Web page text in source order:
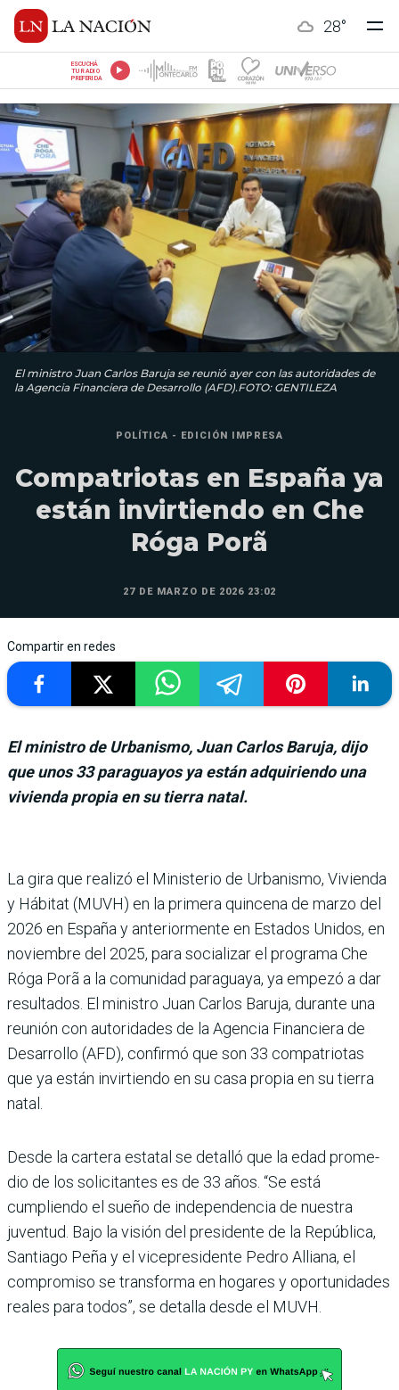
28°
ESCUCHÁ
TU RADIO
PREFERIDA
El ministro Juan Carlos Baruja se reunió ayer con las autoridades de
la Agencia Financiera de Desarrollo (AFD).FOTO: GENTILEZA
POLÍTICA - EDICIÓN IMPRESA
Compatriotas en España ya
están invirtiendo en Che
Róga Porã
27 DE MARZO DE 2026 23:02
Compartir en redes
El ministro de Urbanismo, Juan Carlos Baruja, dijo
que unos 33 paraguayos ya están adquiriendo una
vivienda propia en su tierra natal.
La gira que realizó el Ministerio de Urba­nismo, Vivienda
y Hábitat (MUVH) en la pri­mera quincena de marzo del
2026 en España y anterior­mente en Estados Unidos, en
noviembre del 2025, para socializar el programa Che
Róga Porã a la comunidad paraguaya, ya empezó a dar
resultados. El ministro Juan Carlos Baruja, durante una
reunión con autoridades de la Agencia Financiera de
Desa­rrollo (AFD), confirmó que son 33 compatriotas
que ya están invirtiendo en su casa propia en su tierra
natal.
Desde la cartera estatal se detalló que la edad prome­
dio de los solicitantes es de 33 años. “Se está
cumpliendo el sueño de independencia de nuestra
juventud. Bajo la visión del presidente de la República,
Santiago Peña y el vicepresidente Pedro Alliana, el
compromiso se transforma en hogares y oportunidades
reales para todos”, se detalla desde el MUVH.